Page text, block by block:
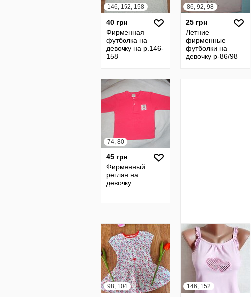
146, 152, 158
40 грн
Фирменная
футболка на
девочку на р.146-
158
86, 92, 98
25 грн
Летние
фирменные
футболки на
девочку р-86/98
74, 80
45 грн
Фирменный
реглан на
девочку
98, 104 146, 152